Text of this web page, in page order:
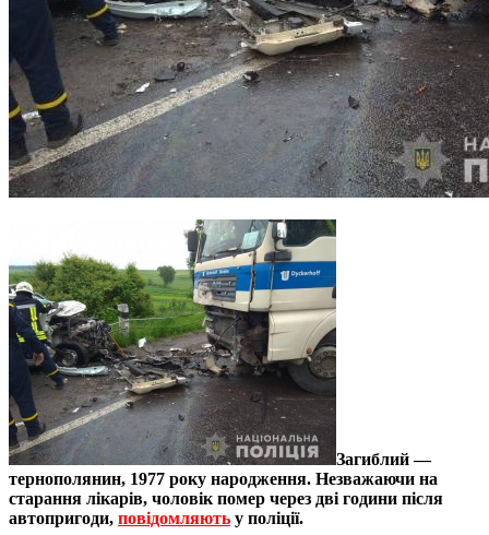
Загиблий —
тернополянин, 1977 року народження. Незважаючи на
старання лікарів, чоловік помер через дві години після
автопригоди, повідомляють у поліції.